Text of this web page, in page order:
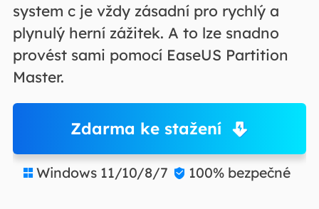
system c je vždy zásadní pro rychlý a
plynulý herní zážitek. A to lze snadno
provést sami pomocí EaseUS Partition
Master.
Zdarma ke stažení
 Windows 11/10/8/7  100% bezpečné